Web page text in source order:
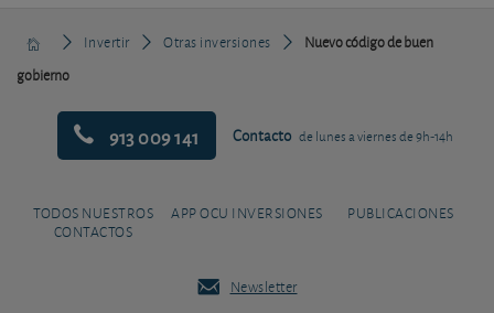
Invertir Otras inversiones
Nuevo código de buen
gobierno
913 009 141 Contacto de lunes a viernes de 9h-14h
TODOS NUESTROS
CONTACTOS
APP OCU INVERSIONES PUBLICACIONES
Newsletter